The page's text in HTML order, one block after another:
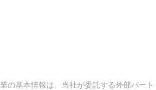
の基本情報は、当社が委託する外部パート